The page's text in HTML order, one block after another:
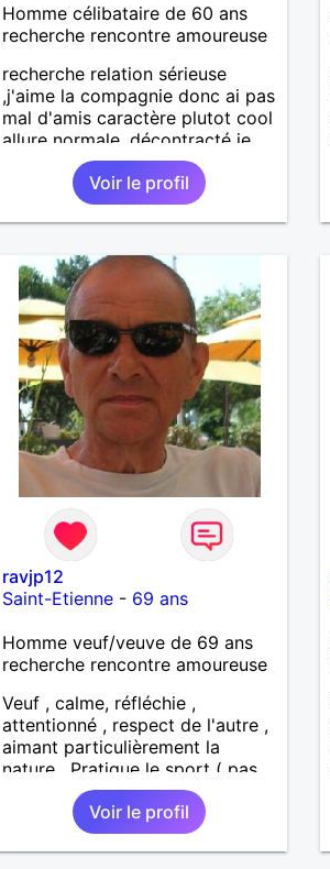
Homme célibataire de 60 ans
recherche rencontre amoureuse
recherche relation sérieuse
,j'aime la compagnie donc ai pas
mal d'amis caractère plutot cool
allure normale ,décontracté je
voudrais rencontrer une
personne aimant la nature
,bricolage ,quelqu'un de simple
et naturel à vos claviers
Voir le profil
ravjp12
Saint-Etienne- 69 ans
Homme veuf/veuve de 69 ans
recherche rencontre amoureuse
Veuf , calme, réfléchie ,
attentionné , respect de l'autre ,
aimant particulièrement la
nature . Pratique le sport ( pas
dans une salle) et la randonnée.
Recherche personne (50 km
environ autour de saint étienne)
pour finir le reste de ma vie ,
Voir le profil